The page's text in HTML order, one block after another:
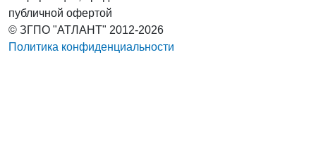
публичной офертой
© ЗГПО "АТЛАНТ" 2012-2026
Политика конфиденциальности